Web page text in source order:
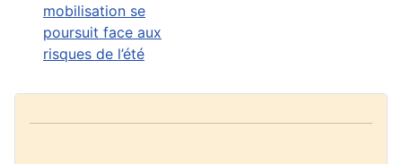
mobilisation se
poursuit face aux
risques de l’été